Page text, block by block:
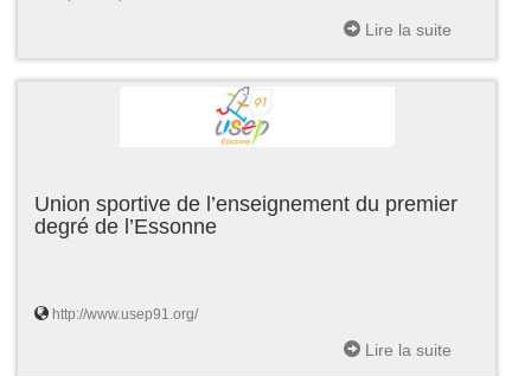
Lire la suite
Union sportive de l’enseignement du premier
degré de l’Essonne
http://www.usep91.org/
Lire la suite